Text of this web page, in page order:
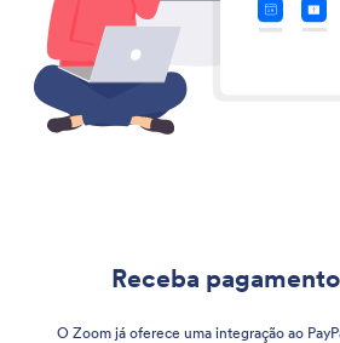
Receba
O Zoom já oferece uma integração ao